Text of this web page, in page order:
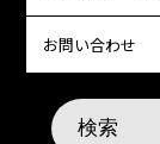
お問い合わせ